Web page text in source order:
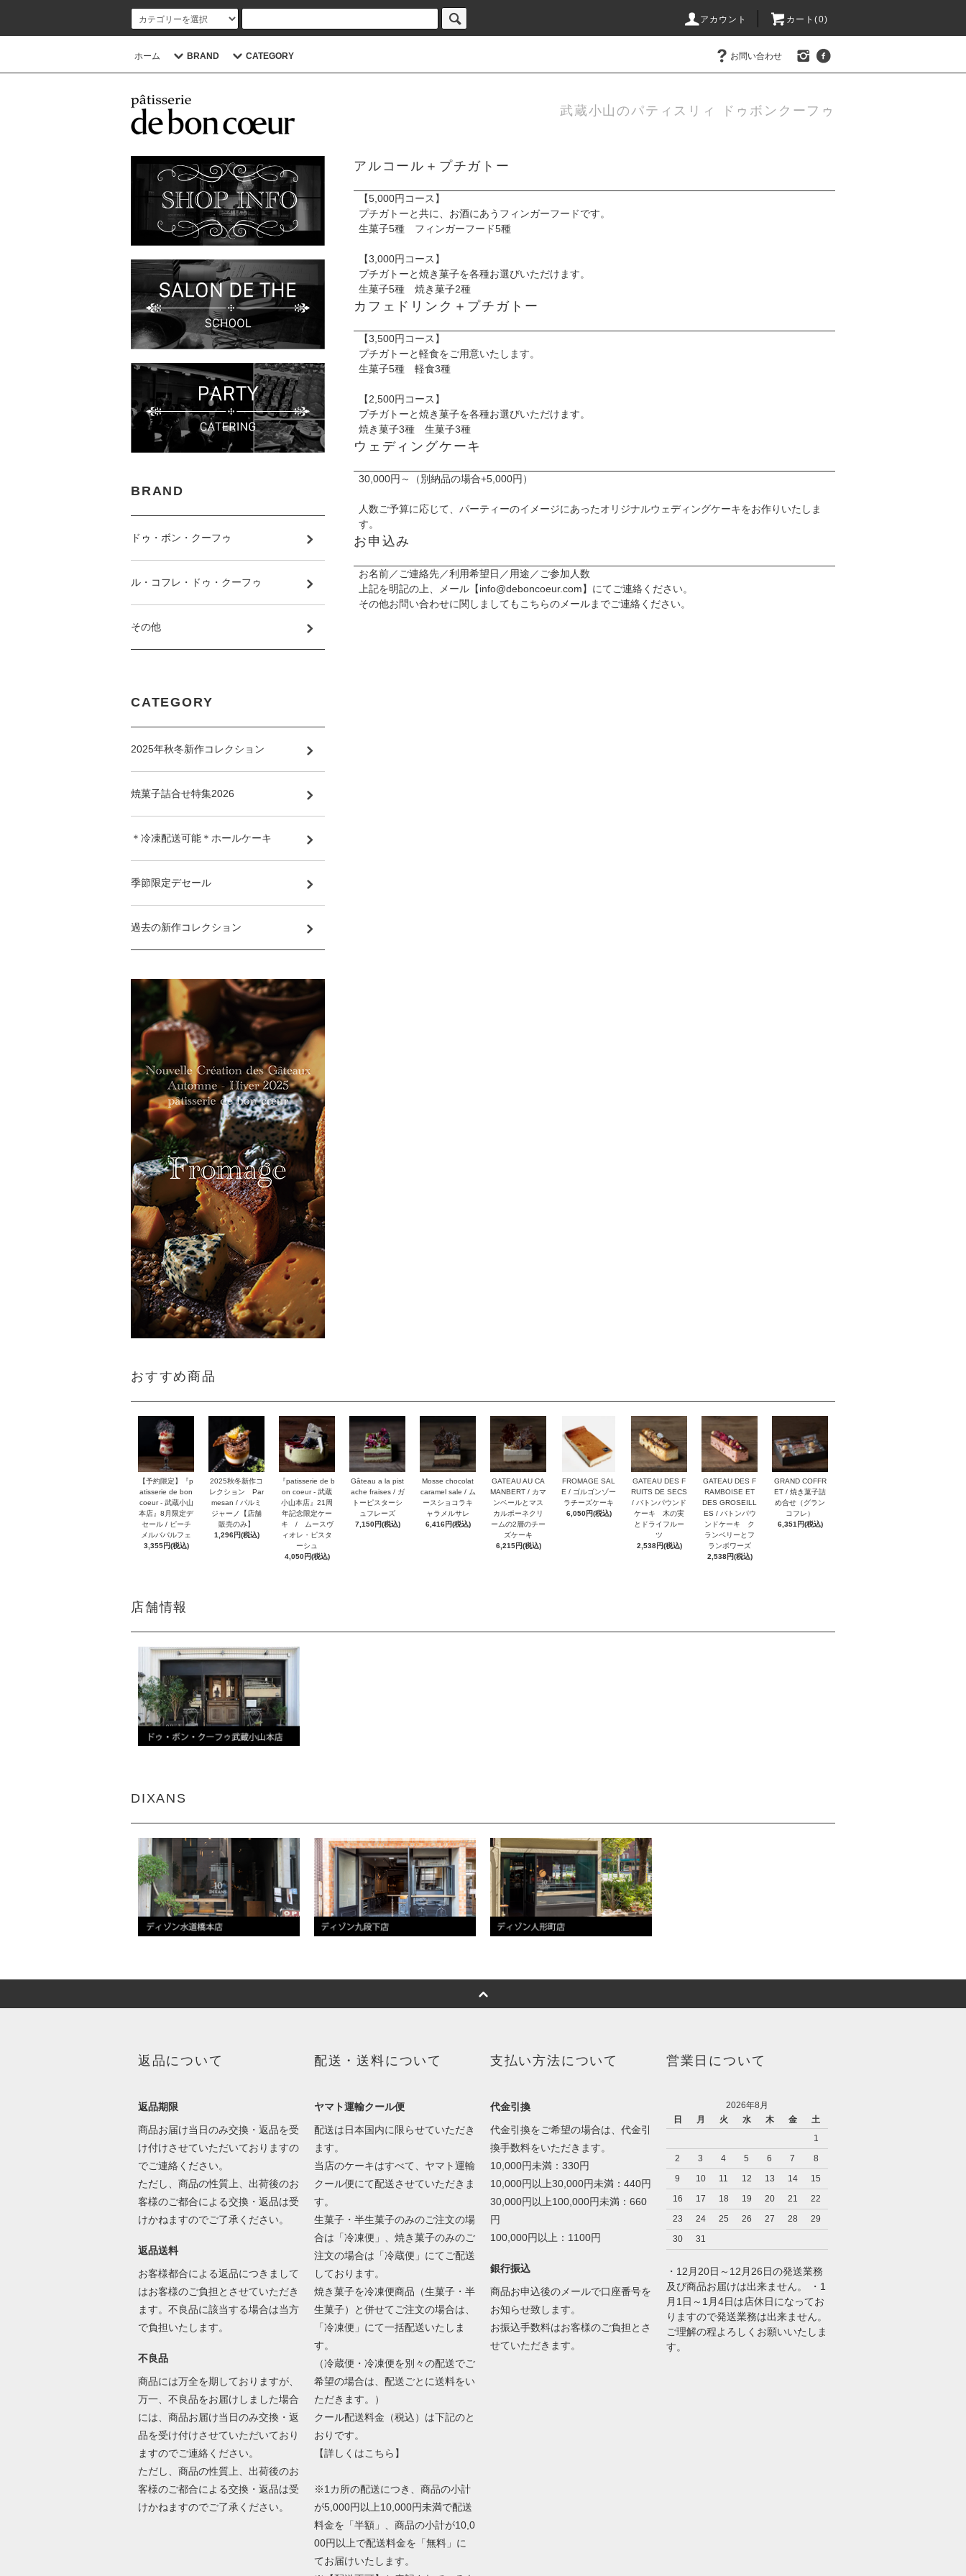
アカウント カート(0)
ホーム BRAND CATEGORY お問い合わせ
武蔵小山のパティスリィ ドゥボンクーフゥ
アルコール＋プチガトー
【5,000円コース】
プチガトーと共に、お酒にあうフィンガーフードです。
生菓子5種 フィンガーフード5種
【3,000円コース】
プチガトーと焼き菓子を各種お選びいただけます。
生菓子5種 焼き菓子2種
カフェドリンク＋プチガトー
【3,500円コース】
プチガトーと軽食をご用意いたします。
生菓子5種 軽食3種
【2,500円コース】
プチガトーと焼き菓子を各種お選びいただけます。
焼き菓子3種 生菓子3種
ウェディングケーキ
30,000円～（別納品の場合+5,000円）
人数ご予算に応じて、パーティーのイメージにあったオリジナルウェディングケーキをお作りいたしま
す。
お申込み
お名前／ご連絡先／利用希望日／用途／ご参加人数
上記を明記の上、メール【info@deboncoeur.com】にてご連絡ください。
その他お問い合わせに関しましてもこちらのメールまでご連絡ください。
BRAND
ドゥ・ボン・クーフゥ
ル・コフレ・ドゥ・クーフゥ
その他
CATEGORY
2025年秋冬新作コレクション
焼菓子詰合せ特集2026
＊冷凍配送可能＊ホールケーキ
季節限定デセール
過去の新作コレクション
おすすめ商品
【予約限定】『p
atisserie de bon
coeur - 武蔵小山
本店』8月限定デ
セール / ピーチ
メルバパルフェ
3,355円(税込)
2025秋冬新作コ
レクション Par
mesan / パルミ
ジャーノ【店舗
販売のみ】
1,296円(税込)
『patisserie de b
on coeur - 武蔵
小山本店』21周
年記念限定ケー
キ / ムースヴ
ィオレ・ピスタ
ーシュ
4,050円(税込)
Gâteau a la pist
ache fraises / ガ
トーピスターシ
ュフレーズ
7,150円(税込)
Mosse chocolat
caramel sale / ム
ースショコラキ
ャラメルサレ
6,416円(税込)
GATEAU AU CA
MANBERT / カマ
ンベールとマス
カルポーネクリ
ームの2層のチー
ズケーキ
6,215円(税込)
FROMAGE SAL
E / ゴルゴンゾー
ラチーズケーキ
6,050円(税込)
GATEAU DES F
RUITS DE SECS
/ バトンパウンド
ケーキ 木の実
とドライフルー
ツ
2,538円(税込)
GATEAU DES F
RAMBOISE ET
DES GROSEILL
ES / バトンパウ
ンドケーキ ク
ランベリーとフ
ランボワーズ
2,538円(税込)
GRAND COFFR
ET / 焼き菓子詰
め合せ（グラン
コフレ）
6,351円(税込)
店舗情報
DIXANS
返品について
返品期限
商品お届け当日のみ交換・返品を受
け付けさせていただいておりますの
でご連絡ください。
ただし、商品の性質上、出荷後のお
客様のご都合による交換・返品は受
けかねますのでご了承ください。
返品送料
お客様都合による返品につきまして
はお客様のご負担とさせていただき
ます。不良品に該当する場合は当方
で負担いたします。
不良品
商品には万全を期しておりますが、
万一、不良品をお届けしました場合
には、商品お届け当日のみ交換・返
品を受け付けさせていただいており
ますのでご連絡ください。
ただし、商品の性質上、出荷後のお
客様のご都合による交換・返品は受
けかねますのでご了承ください。
配送・送料について
ヤマト運輸クール便
配送は日本国内に限らせていただき
ます。
当店のケーキはすべて、ヤマト運輸
クール便にて配送させていただきま
す。
生菓子・半生菓子のみのご注文の場
合は「冷凍便」、焼き菓子のみのご
注文の場合は「冷蔵便」にてご配送
しております。
焼き菓子を冷凍便商品（生菓子・半
生菓子）と併せてご注文の場合は、
「冷凍便」にて一括配送いたしま
す。
（冷蔵便・冷凍便を別々の配送でご
希望の場合は、配送ごとに送料をい
ただきます。）
クール配送料金（税込）は下記のと
おりです。
【詳しくはこちら 】
※1カ所の配送につき、商品の小計
が5,000円以上10,000円未満で配送
料金を「半額」、商品の小計が10,0
00円以上で配送料金を「無料」に
てお届けいたします。
支払い方法について
代金引換
代金引換をご希望の場合は、代金引
換手数料をいただきます。
10,000円未満：330円
10,000円以上30,000円未満：440円
30,000円以上100,000円未満：660
円
100,000円以上：1100円
銀行振込
商品お申込後のメールで口座番号を
お知らせ致します。
お振込手数料はお客様のご負担とさ
せていただきます。
営業日について
2026年8月
日
月 火 水 木 金
土
1
2
3 4 5 6 7
8
9
10 11 12 13 14
15
16
17 18 19 20 21
22
23
24 25 26 27 28
29
30
31
・12月20日～12月26日の発送業務
及び商品お届けは出来ません。 ・1
月1日～1月4日は店休日になってお
りますので発送業務は出来ません。
ご理解の程よろしくお願いいたしま
す。